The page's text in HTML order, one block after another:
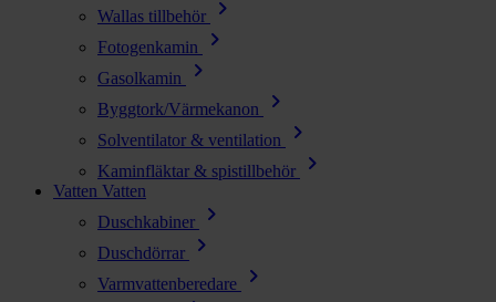
Wallas tillbehör chevron_right
Fotogenkamin chevron_right
Gasolkamin chevron_right
Byggtork/Värmekanon chevron_right
Solventilator & ventilation chevron_right
Kaminfläktar & spistillbehör chevron_right
Vatten Vatten
Duschkabiner
chevron_right
Duschdörrar chevron_right
Varmvattenberedare chevron_right